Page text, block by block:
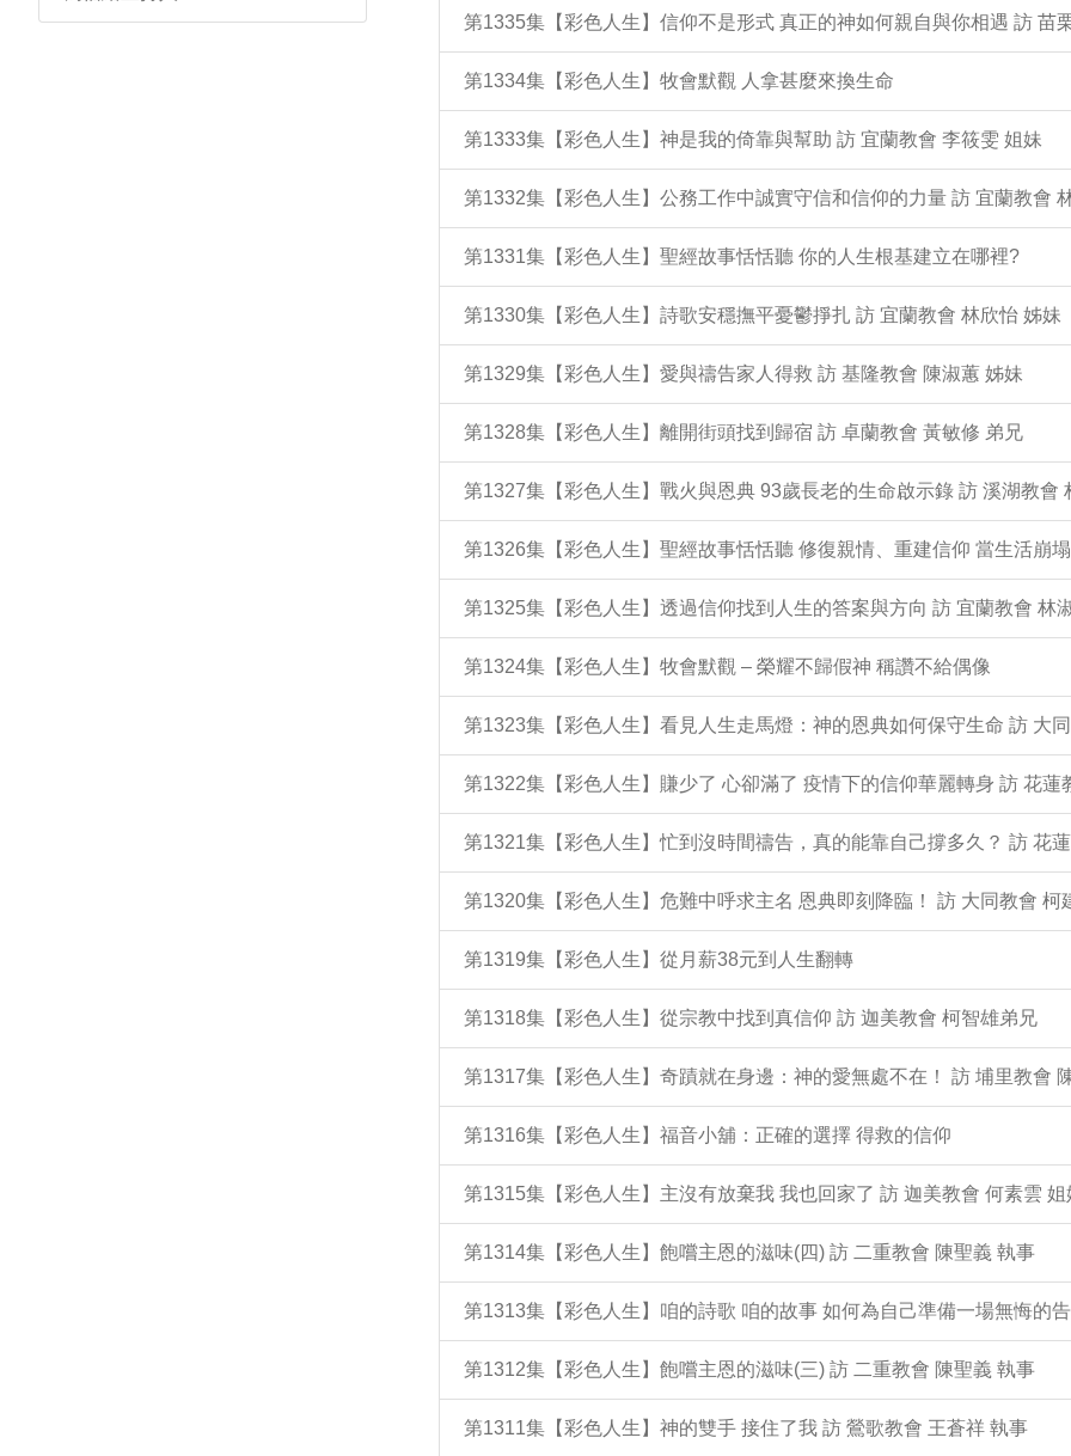
第1335集【彩色人生】信仰不是形式 真正的神如何親自與你相遇 訪 苗
第1334集【彩色人生】牧會默觀 人拿甚麼來換生命
第1333集【彩色人生】神是我的倚靠與幫助 訪 宜蘭教會 李筱雯 姐妹
第1332集【彩色人生】公務工作中誠實守信和信仰的力量 訪 宜蘭教會
第1331集【彩色人生】聖經故事恬恬聽 你的人生根基建立在哪裡?
第1330集【彩色人生】詩歌安穩撫平憂鬱掙扎 訪 宜蘭教會 林欣怡 姊妹
第1329集【彩色人生】愛與禱告家人得救 訪 基隆教會 陳淑蕙 姊妹
第1328集【彩色人生】離開街頭找到歸宿 訪 卓蘭教會 黃敏修 弟兄
第1327集【彩色人生】戰火與恩典 93歲長老的生命啟示錄 訪 溪湖教會
第1326集【彩色人生】聖經故事恬恬聽 修復親情、重建信仰 當生活崩
第1325集【彩色人生】透過信仰找到人生的答案與方向 訪 宜蘭教會 林
第1324集【彩色人生】牧會默觀 – 榮耀不歸假神 稱讚不給偶像
第1323集【彩色人生】看見人生走馬燈：神的恩典如何保守生命 訪 大
第1322集【彩色人生】賺少了 心卻滿了 疫情下的信仰華麗轉身 訪 花蓮
第1321集【彩色人生】忙到沒時間禱告，真的能靠自己撐多久？ 訪 花
第1320集【彩色人生】危難中呼求主名 恩典即刻降臨！ 訪 大同教會 柯
第1319集【彩色人生】從月薪38元到人生翻轉
第1318集【彩色人生】從宗教中找到真信仰 訪 迦美教會 柯智雄弟兄
第1317集【彩色人生】奇蹟就在身邊：神的愛無處不在！ 訪 埔里教會
第1316集【彩色人生】福音小舖：正確的選擇 得救的信仰
第1315集【彩色人生】主沒有放棄我 我也回家了 訪 迦美教會 何素雲 姐
第1314集【彩色人生】飽嚐主恩的滋味(四) 訪 二重教會 陳聖義 執事
第1313集【彩色人生】咱的詩歌 咱的故事 如何為自己準備一場無悔的
第1312集【彩色人生】飽嚐主恩的滋味(三) 訪 二重教會 陳聖義 執事
第1311集【彩色人生】神的雙手 接住了我 訪 鶯歌教會 王蒼祥 執事